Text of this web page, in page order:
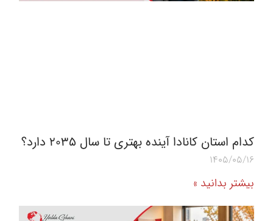
کدام استان کانادا آینده بهتری تا سال ۲۰۳۵ دارد؟
1405/05/16
بیشتر بدانید »